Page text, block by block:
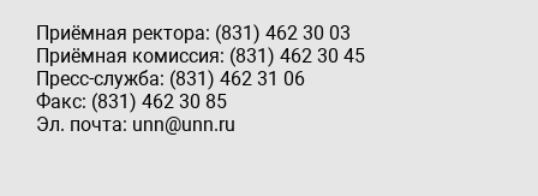
Приёмная ректора: (831) 462 30 03
Приёмная комиссия: (831) 462 30 45
Пресс-служба: (831) 462 31 06
Факс: (831) 462 30 85
Эл. почта: unn@unn.ru